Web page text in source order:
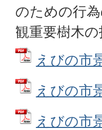
のための行
観重要樹木
えびの市
えびの市
えびの市